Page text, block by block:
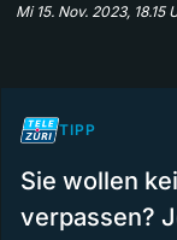
Mi 15. Nov. 2023, 18.15
TIPP
Sie wollen
verpassen?